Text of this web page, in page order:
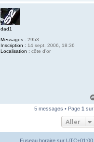
dad1
Messages : 2953
Inscription : 14 sept. 2006, 18:36
Localisation : côte d'or
5 messages • Page 1 sur
Aller
Fuseau horaire sur UTC+01:00